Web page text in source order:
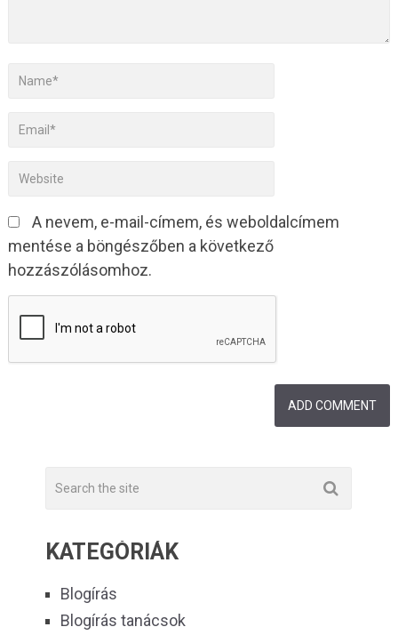
A nevem, e-mail-címem, és weboldalcímem
mentése a böngészőben a következő
hozzászólásomhoz.
KATEGÓRIÁK
Blogírás
Blogírás tanácsok